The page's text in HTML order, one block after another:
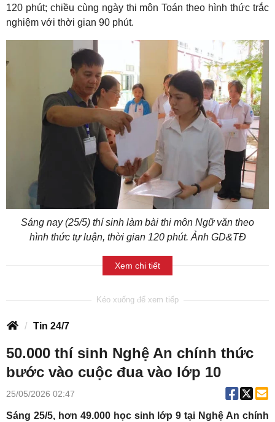
120 phút; chiều cùng ngày thi môn Toán theo hình thức trắc
nghiệm với thời gian 90 phút.
Sáng nay (25/5) thí sinh làm bài thi môn Ngữ văn theo
hình thức tự luận, thời gian 120 phút. Ảnh GD&TĐ
Xem chi tiết
Tin 24/7
50.000 thí sinh Nghệ An chính thức
bước vào cuộc đua vào lớp 10
25/05/2026 02:47
Sáng 25/5, hơn 49.000 học sinh lớp 9 tại Nghệ An chính